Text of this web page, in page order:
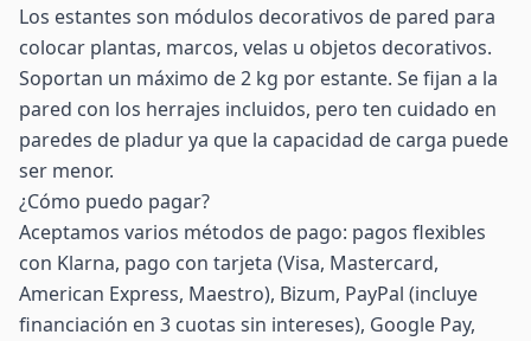
Los estantes son módulos decorativos de pared para
colocar plantas, marcos, velas u objetos decorativos.
Soportan un máximo de 2 kg por estante. Se fijan a la
pared con los herrajes incluidos, pero ten cuidado en
paredes de pladur ya que la capacidad de carga puede
ser menor.
¿Cómo puedo pagar?
Aceptamos varios métodos de pago: pagos flexibles
con Klarna, pago con tarjeta (Visa, Mastercard,
American Express, Maestro), Bizum, PayPal (incluye
financiación en 3 cuotas sin intereses), Google Pay,